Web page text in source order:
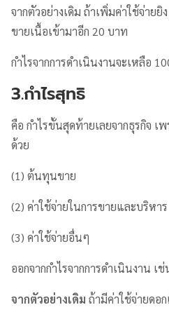
จากตัวอย่างเดิม ถ้าเพิ่มค่าใช้จ่าย
ขายเนื้อเข้ามาอีก 20 บาท
กำไรจากการดำเนินงานจะเหลือ
3.กำไรสุทธิ
คือ กำไรขั้นสุดท้ายเลยจากธุรกิจ เ
ด้วย
(1) ต้นทุนขาย
(2) ค่าใช้จ่ายในการขายและบริหาร
(3) ค่าใช้จ่ายอื่นๆ
ออกจากกำไรจากการดำเนินงาน เ
จากตัวอย่างเดิม ถ้ามีค่าใช้จ่ายดอ